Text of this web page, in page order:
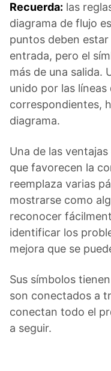
Recuerda: las
diagrama de flujo
puntos deben
entrada, pero el
más de una salida.
unido por las
correspondientes,
diagrama.
Una de las
que favorecen la
reemplaza varias
mostrarse como
reconocer
identificar los
mejora que se
Sus símbolos
son conectados a
conectan todo el
a seguir.